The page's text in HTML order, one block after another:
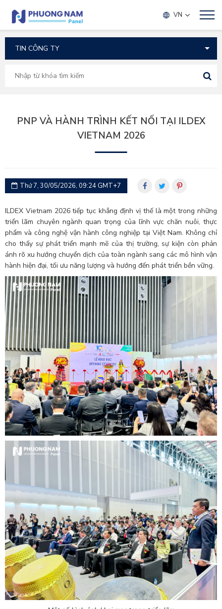
VN
TIN TỨC
PNP VÀ HÀNH TRÌNH KẾT NỐI TẠI ILDEX
VIETNAM 2026
Thứ 7, 30/05/2026, 09:24 GMT+7
ILDEX Vietnam 2026 tiếp tục khẳng định vị thế là một trong những
triển lãm chuyên ngành quan trọng của lĩnh vực chăn nuôi, thực
phẩm và công nghệ vận hành công nghiệp tại Việt Nam. Không chỉ
cho thấy sự phát triển mạnh mẽ của thị trường, sự kiện còn phản
ánh rõ xu hướng chuyển dịch của toàn ngành sang các mô hình vận
hành hiện đại, tối ưu năng lượng và hướng đến phát triển bền vững.